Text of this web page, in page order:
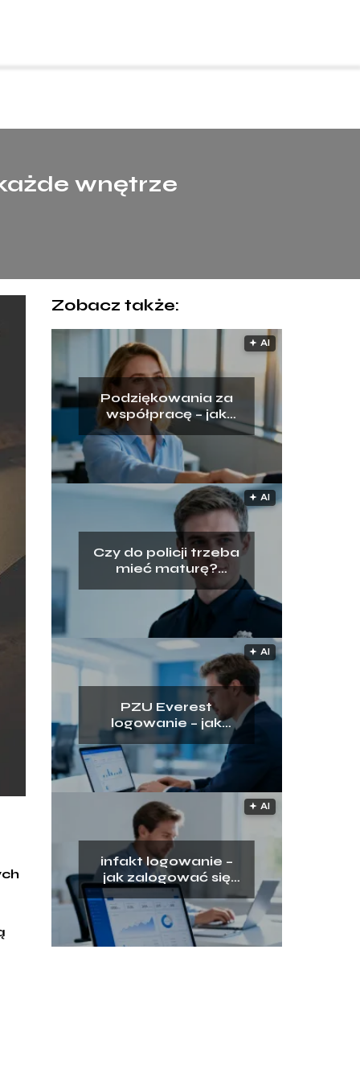
wnętrze
Zobacz także:
🟅 AI
Podziękowania za
współpracę – jak
napisać przy
odejściu z pracy?
🟅 AI
Czy do policji trzeba
mieć maturę?
Wyjaśniamy
wymogi rekrutacji
🟅 AI
PZU Everest
logowanie – jak
uzyskać dostęp do
platformy?
🟅 AI
infakt logowanie –
jak zalogować się
do panelu klienta?